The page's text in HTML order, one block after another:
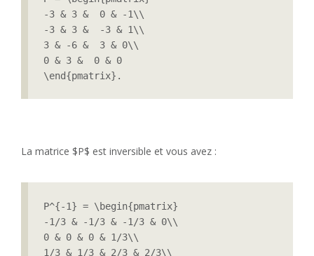
-3 & 3 &  0 & -1\\
-3 & 3 &  -3 & 1\\
3 & -6 &  3 & 0\\
0 & 3 &  0 & 0
\end{pmatrix}.
La matrice $P$ est inversible et vous avez :
P^{-1} = \begin{pmatrix}
-1/3 & -1/3 & -1/3 & 0\\
0 & 0 & 0 & 1/3\\
1/3 & 1/3 & 2/3 & 2/3\\